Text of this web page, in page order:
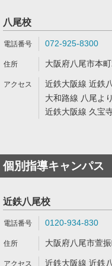
八尾校
072-925-8300
大阪府八尾市本
近鉄大阪線 近鉄
大和路線 八尾よ
近鉄大阪線 久宝
個別指導キャンパス
近鉄八尾校
0120-934-830
大阪府八尾市萱
近鉄大阪線 近鉄